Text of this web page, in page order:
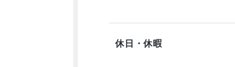
休日・休暇